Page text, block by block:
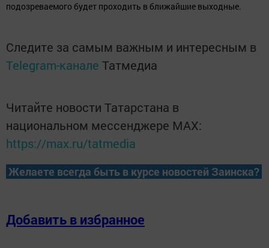
подозреваемого будет проходить в ближайшие выходные.
Следите за самым важным и интересным в
Telegram-канале Татмедиа
Читайте новости Татарстана в
национальном мессенджере MАХ:
https://max.ru/tatmedia
Желаете всегда быть в курсе новостей Заинска?
Добавить в избранное